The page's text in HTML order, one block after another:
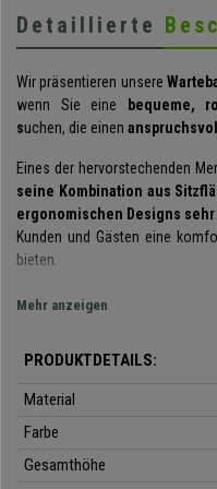
Detaillierte
Wir präsentieren unsere
wenn Sie eine
bequeme,
suchen, die einen
Eines der hervorstechenden
seine Kombination aus
ergonomischen Designs
Kunden und Gästen eine
bieten.
SeineMetallstruktur
Sitzgelegenheiten, die auf
SeineWartung und
neu.
Mehr anzeigen
PRODUKTDETAILS:
Material
Farbe
Gesamthöhe